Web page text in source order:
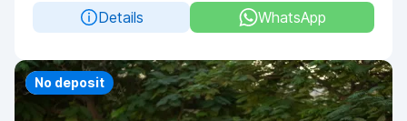
Details
WhatsApp
Priority
No deposit